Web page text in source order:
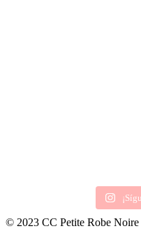
© 2023 CC Petite Robe Noire